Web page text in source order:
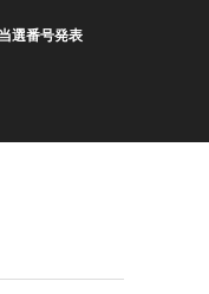
選番号発表